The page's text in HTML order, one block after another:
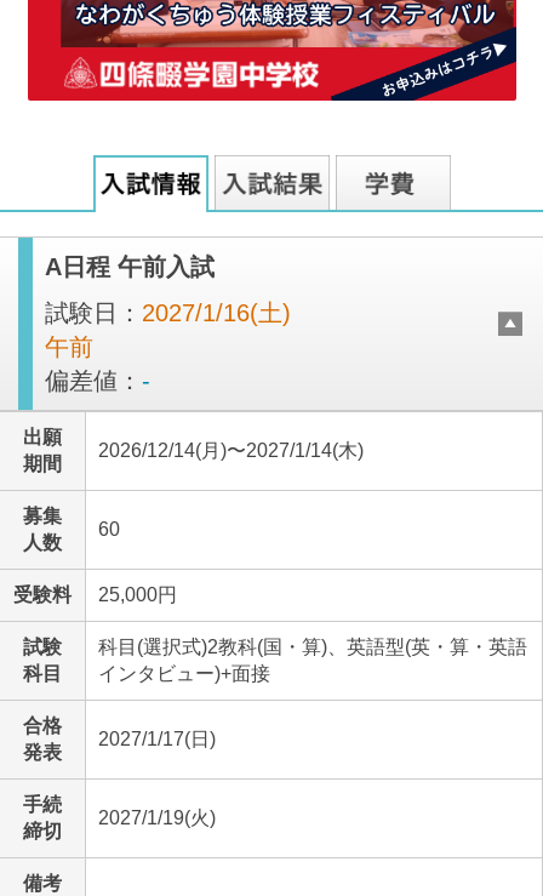
A日程 午前入試
試験日： 2027/1/16(土)
午前
偏差値： -
出願
期間
2026/12/14(月)〜2027/1/14(木)
募集
人数
60
受験料 25,000円
試験
科目
科目(選択式)2教科(国・算)、英語型(英・算・英語
インタビュー)+面接
合格
発表
2027/1/17(日)
手続
締切
2027/1/19(火)
備考